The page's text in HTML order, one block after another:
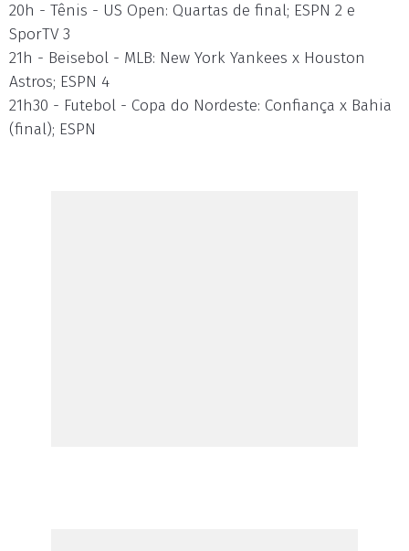
20h - Tênis - US Open: Quartas de final; ESPN 2 e
SporTV 3
21h - Beisebol - MLB: New York Yankees x Houston
Astros; ESPN 4
21h30 - Futebol - Copa do Nordeste: Confiança x Bahia
(final); ESPN